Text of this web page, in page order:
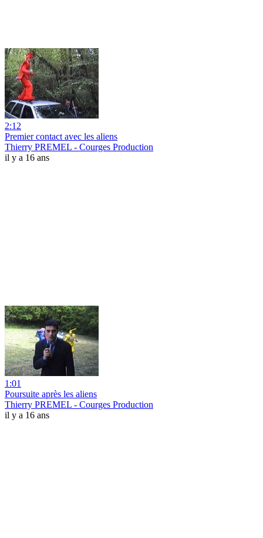
2:12
Premier contact avec les aliens
Thierry PREMEL - Courges Production
il y a 16 ans
1:01
Poursuite après les aliens
Thierry PREMEL - Courges Production
il y a 16 ans